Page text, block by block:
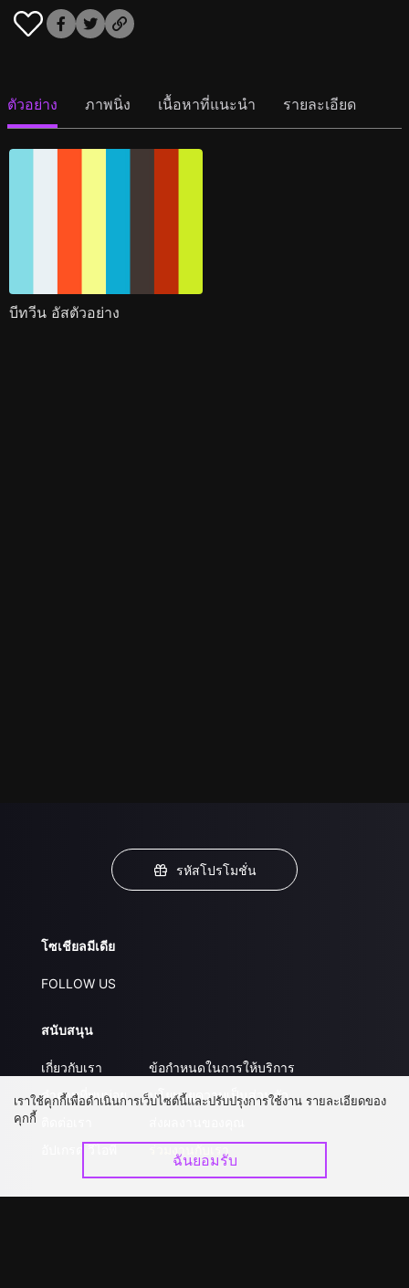
ตัวอย่าง ภาพนิ่ง เนื้อหาที่แนะนำ รายละเอียด
บีทวีน อัสตัวอย่าง
รหัสโปรโมชั่น
โซเชียลมีเดีย
FOLLOW US
สนับสนุน
เกี่ยวกับเรา
คำถามที่พบบ่อย
ข้อกำหนดในการให้บริการ
นโยบายความเป็นส่วนตัว
เราใช้คุกกี้เพื่อดำเนินการเว็บไซต์นี้และปรับปรุงการใช้งาน รายละเอียดของ
คุกกี้
ฉันยอมรับ